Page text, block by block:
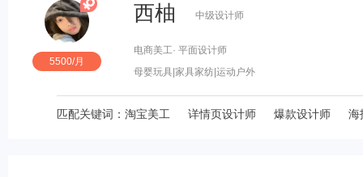
5500/月
西柚 中级设计师
电商美工· 平面设计师
母婴玩具 |家具家纺 |运动户外
匹配关键词： 淘宝美工 详情页设计师 爆款设计师 海